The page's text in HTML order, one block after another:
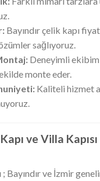
Bayındır çelik kapı
sağlıyoruz.
Deneyimli
monte eder.
Kaliteli hizmet
ve Villa
; Bayındır ve İzmir